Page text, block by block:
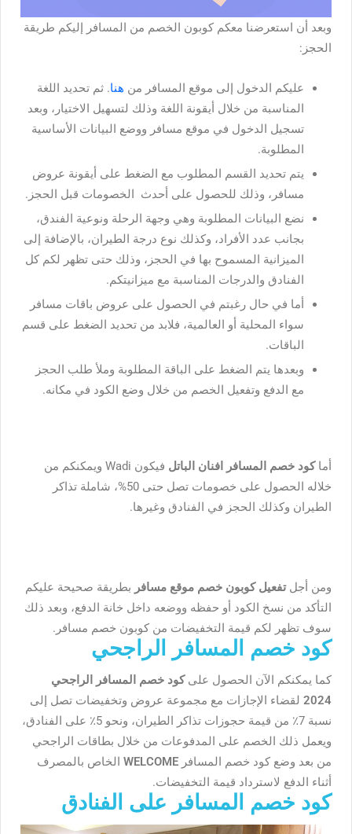
وبعد أن استعرضنا معكم كوبون الخصم من المسافر إليكم طريقة
الحجز:
عليكم الدخول إلى موقع المسافر من هنا. ثم تحديد اللغة
المناسبة من خلال أيقونة اللغة وذلك لتسهيل الاختيار، وبعد
تسجيل الدخول في موقع مسافر ووضع البيانات الأساسية
المطلوبة.
يتم تحديد القسم المطلوب مع الضغط على أيقونة عروض
مسافر، وذلك للحصول على أحدث الخصومات قبل الحجز.
نضع البيانات المطلوبة وهي وجهة الرحلة ونوعية الفندق،
بجانب عدد الأفراد، وكذلك نوع درجة الطيران، بالإضافة إلى
الميزانية المسموح بها في الحجز، وذلك حتى تظهر لكم كل
الفنادق والدرجات المناسبة مع ميزانيتكم.
أما في حال رغبتم في الحصول على عروض باقات مسافر
سواء المحلية أو العالمية، فلابد من تحديد الضغط على قسم
الباقات.
وبعدها يتم الضغط على الباقة المطلوبة وملأ طلب الحجز
مع الدفع وتفعيل الخصم من خلال وضع الكود في مكانه.
أما كود خصم المسافر افنان الباتل
فيكون Wadi ويمكنكم من
خلاله الحصول على خصومات تصل حتى 50%، شاملة تذاكر
الطيران وكذلك الحجز في الفنادق وغيرها.
ومن أجلتفعيل كوبون خصم موقع مسافر بطريقة صحيحة عليكم
التأكد من نسخ الكود أو حفظه ووضعه داخل خانة الدفع، وبعد ذلك
سوف تظهر لكم قيمة التخفيضات من كوبون خصم مسافر.
كود خصم المسافر الراجحي
كما يمكنكم الآن الحصول على كود خصم المسافر الراجحي
2024 لقضاء الإجازات مع مجموعة عروض وتخفيضات تصل إلى
نسبة 7٪ من قيمة حجوزات تذاكر الطيران، ونحو 5٪ على الفنادق،
ويعمل ذلك الخصم على المدفوعات من خلال بطاقات الراجحي
من بعد وضع كود خصم المسافر WELCOME الخاص بالمصرف
أثناء الدفع لاسترداد قيمة التخفيضات.
كود خصم المسافر على الفنادق